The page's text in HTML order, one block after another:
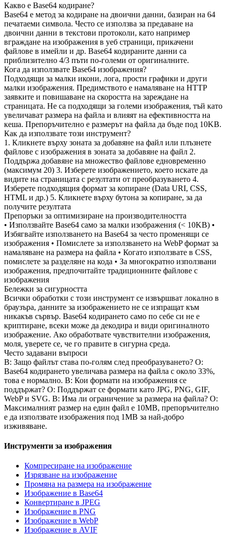
Какво е Base64 кодиране?
Base64 е метод за кодиране на двоични данни, базиран на 64
печатаеми символа. Често се използва за предаване на
двоични данни в текстови протоколи, като например
вграждане на изображения в уеб страници, прикачени
файлове в имейли и др. Base64 кодираните данни са
приблизително 4/3 пъти по-големи от оригиналните.
Кога да използвате Base64 изображения?
Подходящи за малки икони, лога, прости графики и други
малки изображения. Предимството е намаляване на HTTP
заявките и повишаване на скоростта на зареждане на
страницата. Не са подходящи за големи изображения, тъй като
увеличават размера на файла и влияят на ефективността на
кеша. Препоръчително е размерът на файла да бъде под 10KB.
Как да използвате този инструмент?
1. Кликнете върху зоната за добавяне на файл или плъзнете
файлове с изображения в зоната за добавяне на файл 2.
Поддържа добавяне на множество файлове едновременно
(максимум 20) 3. Изберете изображението, което искате да
видите на страницата с резултати от преобразуването 4.
Изберете подходящия формат за копиране (Data URI, CSS,
HTML и др.) 5. Кликнете върху бутона за копиране, за да
получите резултата
Препоръки за оптимизиране на производителността
• Използвайте Base64 само за малки изображения (< 10KB) •
Избягвайте използването на Base64 за често променящи се
изображения • Помислете за използването на WebP формат за
намаляване на размера на файла • Когато използвате в CSS,
помислете за разделяне на кода • За многократно използвани
изображения, предпочитайте традиционните файлове с
изображения
Бележки за сигурността
Всички обработки с този инструмент се извършват локално в
браузъра, данните за изображението не се изпращат към
никакъв сървър. Base64 кодирането само по себе си не е
криптиране, всеки може да декодира и види оригиналното
изображение. Ако обработвате чувствителни изображения,
моля, уверете се, че го правите в сигурна среда.
Често задавани въпроси
В: Защо файлът става по-голям след преобразуването? О:
Base64 кодирането увеличава размера на файла с около 33%,
това е нормално. В: Кои формати на изображения се
поддържат? О: Поддържат се формати като JPG, PNG, GIF,
WebP и SVG. В: Има ли ограничение за размера на файла? О:
Максималният размер на един файл е 10MB, препоръчително
е да използвате изображения под 1MB за най-добро
изживяване.
Инструменти за изображения
Компресиране на изображение
Изрязване на изображение
Промяна на размера на изображение
Изображение в Base64
Конвертиране в JPEG
Изображение в PNG
Изображение в WebP
Изображение в AVIF